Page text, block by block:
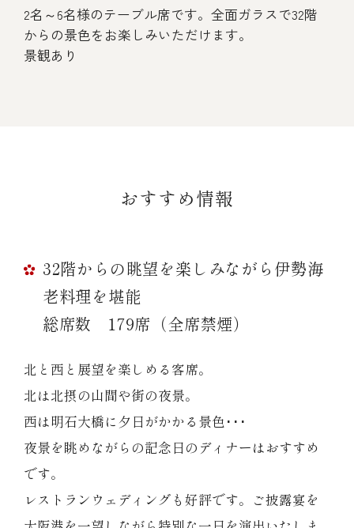
2名～6名様のテーブル席です。全面ガラスで32階
からの景色をお楽しみいただけます。
景観あり
おすすめ情報
32階からの眺望を楽しみながら伊勢海
老料理を堪能
総席数 179席（全席禁煙）
北と西と展望を楽しめる客席。
北は北摂の山間や街の夜景。
西は明石大橋に夕日がかかる景色･･･
夜景を眺めながらの記念日のディナーはおすすめ
です。
レストランウェディングも好評です。ご披露宴を